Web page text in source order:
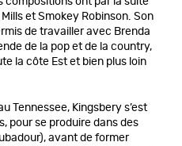
et Smokey Robinson. Son
de travailler avec Brenda
de la pop et de la country,
la côte Est et bien plus loin
Tennessee, Kingsbery s’est
pour se produire dans des
avant de former